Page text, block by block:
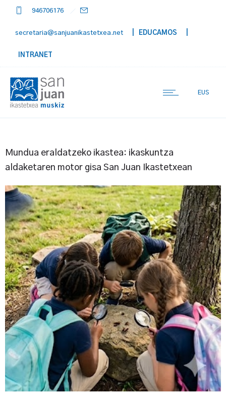
946706176
secretaria@sanjuanikastetxea.net | EDUCAMOS
INTRANET
EUS
Mundua eraldatzeko ikastea: ikaskuntza
aldaketaren motor gisa San Juan Ikastetxean